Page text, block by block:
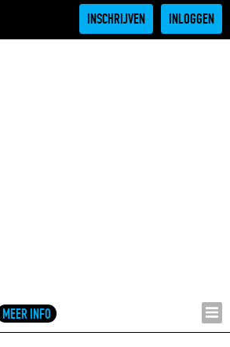
INSCHRIJVEN INLOGGEN
MEER INFO